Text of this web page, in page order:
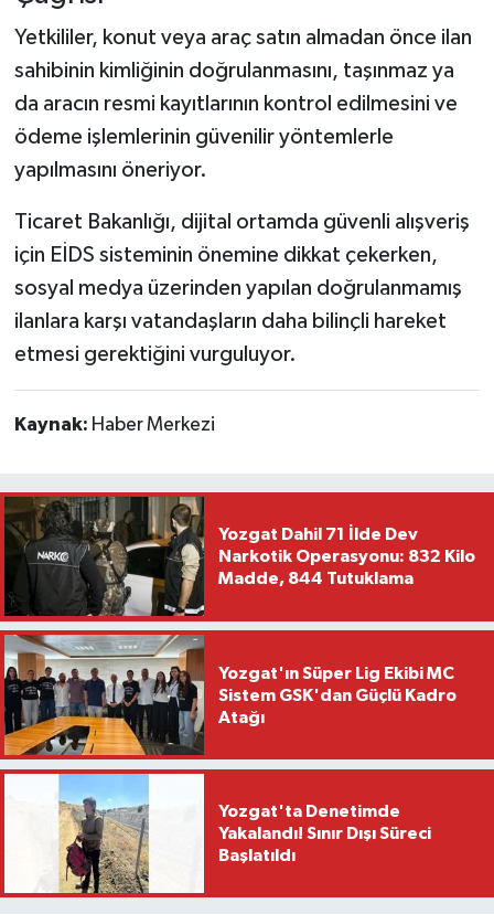
Yetkililer, konut veya araç satın almadan önce ilan
sahibinin kimliğinin doğrulanmasını, taşınmaz ya
da aracın resmi kayıtlarının kontrol edilmesini ve
ödeme işlemlerinin güvenilir yöntemlerle
yapılmasını öneriyor.
Ticaret Bakanlığı, dijital ortamda güvenli alışveriş
için EİDS sisteminin önemine dikkat çekerken,
sosyal medya üzerinden yapılan doğrulanmamış
ilanlara karşı vatandaşların daha bilinçli hareket
etmesi gerektiğini vurguluyor.
Kaynak: Haber Merkezi
Yozgat Dahil 71 İlde Dev
Narkotik Operasyonu: 832 Kilo
Madde, 844 Tutuklama
Yozgat'ın Süper Lig Ekibi MC
Sistem GSK'dan Güçlü Kadro
Atağı
Yozgat'ta Denetimde
Yakalandı! Sınır Dışı Süreci
Başlatıldı